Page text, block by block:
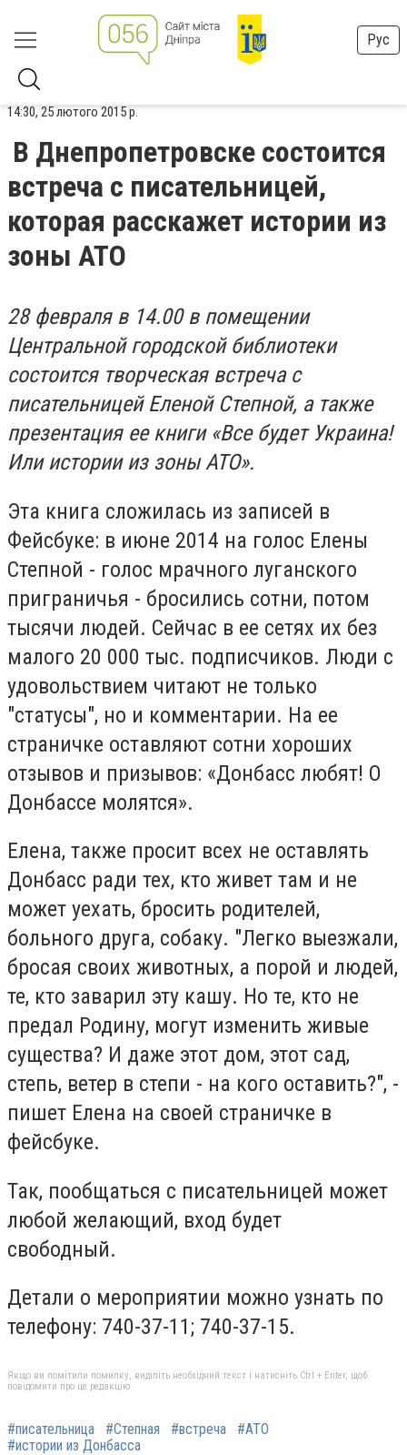
Рус
14:30, 25 лютого 2015 р.
В Днепропетровске состоится
встреча с писательницей,
которая расскажет истории из
зоны АТО
28 февраля в 14.00 в помещении
Центральной городской библиотеки
состоится творческая встреча с
писательницей Еленой Степной, а также
презентация ее книги «Все будет Украина!
Или истории из зоны АТО».
Эта книга сложилась из записей в
Фейсбуке: в июне 2014 на голос Елены
Степной - голос мрачного луганского
приграничья - бросились сотни, потом
тысячи людей. Сейчас в ее сетях их без
малого 20 000 тыс. подписчиков. Люди с
удовольствием читают не только
"статусы", но и комментарии. На ее
страничке оставляют сотни хороших
отзывов и призывов: «Донбасс любят! О
Донбассе молятся».
Елена, также просит всех не оставлять
Донбасс ради тех, кто живет там и не
может уехать, бросить родителей,
больного друга, собаку. "Легко выезжали,
бросая своих животных, а порой и людей,
те, кто заварил эту кашу. Но те, кто не
предал Родину, могут изменить живые
существа? И даже этот дом, этот сад,
степь, ветер в степи - на кого оставить?", -
пишет Елена на своей страничке в
фейсбуке.
Так, пообщаться с писательницей может
любой желающий, вход будет
свободный.
Детали о мероприятии можно узнать по
телефону: 740-37-11; 740-37-15.
Якщо ви помітили помилку, виділіть необхідний текст і натисніть Ctrl + Enter, щоб
повідомити про це редакцію
#писательница #Степная #встреча
#АТО
#истории из Донбасса